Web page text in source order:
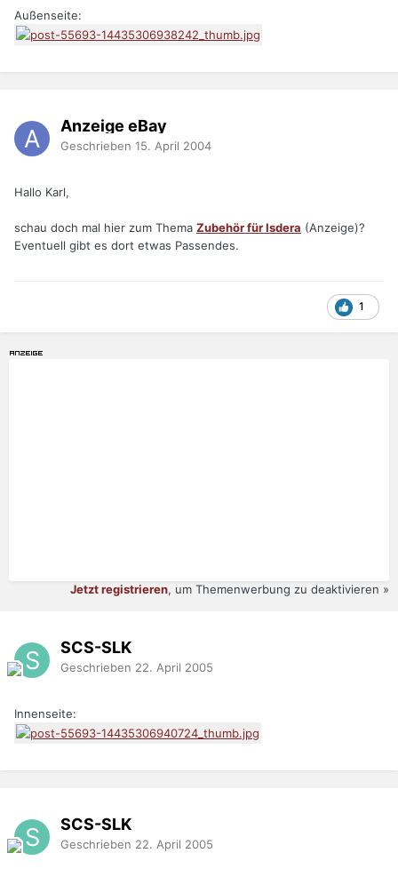
Außenseite:
Anzeige eBay
Geschrieben 15. April 2004
Hallo Karl,
schau doch mal hier zum Thema Zubehör für Isdera (Anzeige)?
Eventuell gibt es dort etwas Passendes.
1
Jetzt registrieren, um Themenwerbung zu deaktivieren »
SCS-SLK
Geschrieben 22. April 2005
Innenseite:
SCS-SLK
Geschrieben 22. April 2005